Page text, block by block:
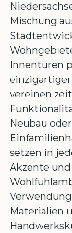
Mischung
Innentüren
vereinen
Neubau
setzen in
Akzente
Materialien